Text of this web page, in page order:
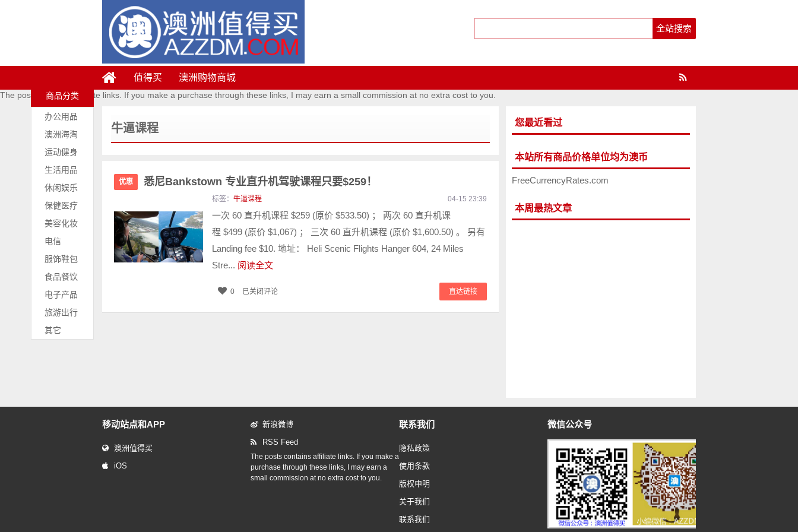
值得买 澳洲购物商城
The posts contains affiliate links. If you make a purchase through these links, I may earn a small commission at no extra cost to you.
商品分类
办公用品
澳洲海淘
运动健身
生活用品
休闲娱乐
保健医疗
美容化妆
电信
服饰鞋包
食品餐饮
电子产品
旅游出行
其它
牛逼课程
优惠 悉尼Bankstown 专业直升机驾驶课程只要$259！
标签： 牛逼课程 04-15 23:39
一次 60 直升机课程 $259 (原价 $533.50) ； 两次 60 直升机课
程 $499 (原价 $1,067) ； 三次 60 直升机课程 (原价 $1,600.50) 。 另有
Landing fee $10. 地址： Heli Scenic Flights Hanger 604, 24 Miles
Stre... 阅读全文
直达链接
0 已关闭评论
您最近看过
本站所有商品价格单位均为澳币
FreeCurrencyRates.com
本周最热文章
移动站点和APP
澳洲值得买
iOS
新浪微博
RSS Feed
The posts contains affiliate links. If you make a
purchase through these links, I may earn a
small commission at no extra cost to you.
联系我们
隐私政策
使用条款
版权申明
关于我们
联系我们
微信公众号